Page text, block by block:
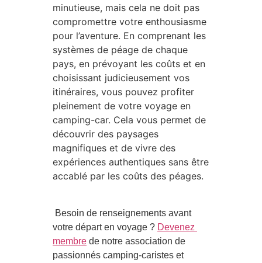
minutieuse, mais cela ne doit pas
compromettre votre enthousiasme
pour l’aventure. En comprenant les
systèmes de péage de chaque
pays, en prévoyant les coûts et en
choisissant judicieusement vos
itinéraires, vous pouvez profiter
pleinement de votre voyage en
camping-car. Cela vous permet de
découvrir des paysages
magnifiques et de vivre des
expériences authentiques sans être
accablé par les coûts des péages.
Besoin de renseignements avant
votre départ en voyage ? Devenez
membre de notre association de
passionnés camping-caristes et